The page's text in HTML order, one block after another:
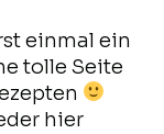
einmal ein
tolle Seite
hier